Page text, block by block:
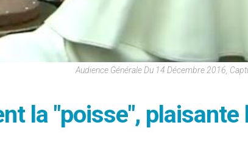
Audience Générale Du 14 Décembre 2016,
la "poisse", plaisante